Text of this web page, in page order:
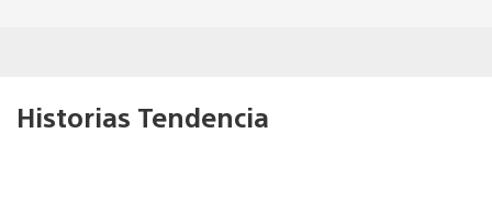
Historias Tendencia